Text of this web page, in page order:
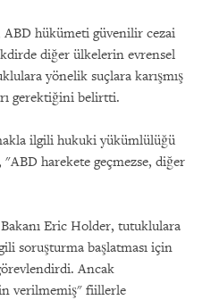
hükümeti güvenilir cezai
diğer ülkelerin evrensel
yönelik suçlara karışmış
gerektiğini belirtti.
ilgili hukuki yükümlülüğü
harekete geçmezse, diğer
Eric Holder, tutuklulara
soruşturma başlatması için
Ancak
verilmemiş" fiillerle